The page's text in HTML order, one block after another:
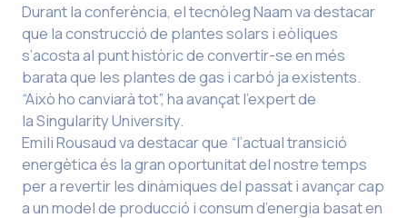
Durant la conferència, el tecnòleg Naam va destacar
que la construcció de plantes solars i eòliques
s’acosta al punt històric de convertir-se en més
barata que les plantes de gas i carbó ja existents.
“Això ho canviarà tot”, ha avançat l’expert de
la Singularity University.
Emili Rousaud va destacar que “l’actual transició
energètica és la gran oportunitat del nostre temps
per a revertir les dinàmiques del passat i avançar cap
a un model de producció i consum d’energia basat en